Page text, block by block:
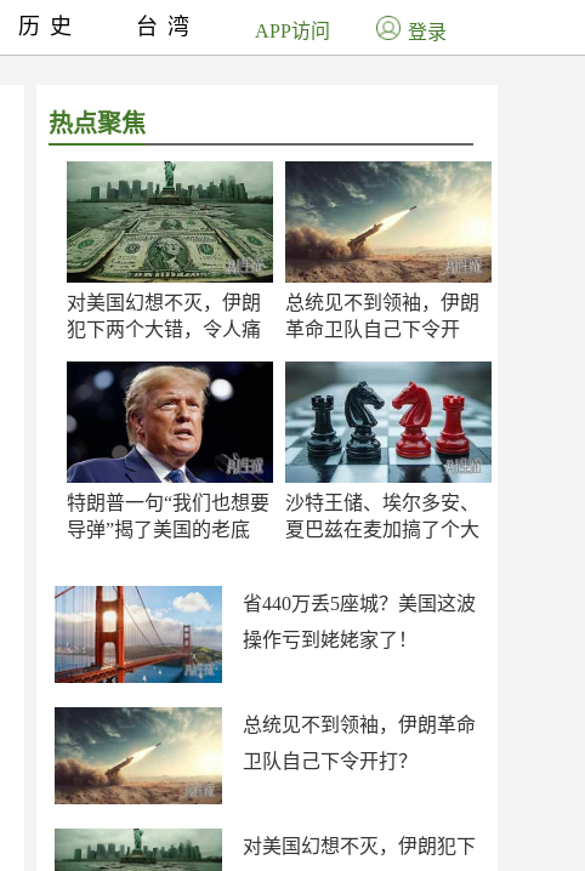
热点聚焦
对美国幻想不灭，伊朗
犯下两个大错，令人痛
总统见不到领袖，伊朗
革命卫队自己下令开
特朗普一句“我们也想要
导弹”揭了美国的老底
沙特王储、埃尔多安、
夏巴兹在麦加搞了个大
省440万丢5座城？美国这波
操作亏到姥姥家了！
总统见不到领袖，伊朗革命
卫队自己下令开打？
对美国幻想不灭，伊朗犯下
历史 台湾 APP访问 登录